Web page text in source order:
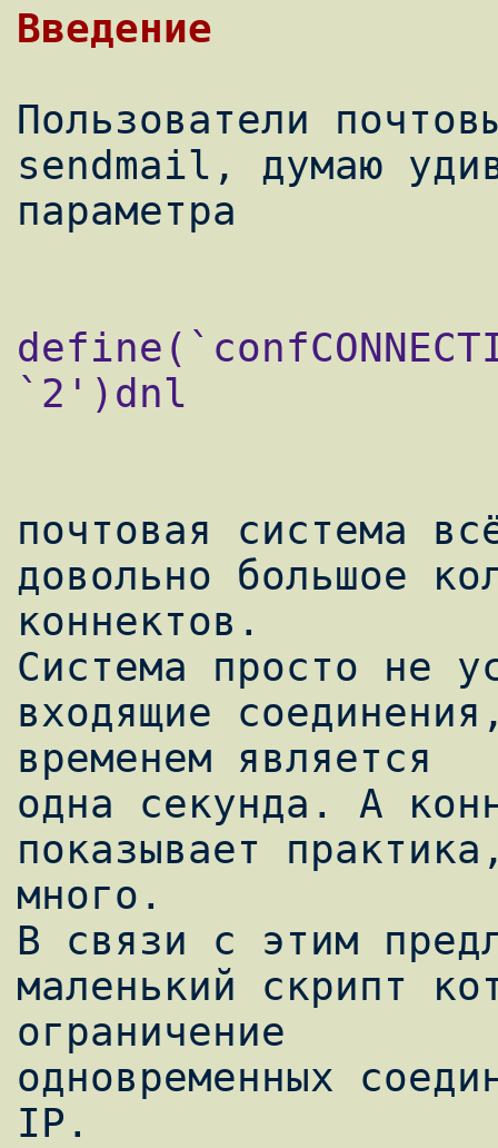
Пользователи
sendmail, думаю
`2')dnl
почтовая система
довольно большое
коннектов.
Система просто не
входящие
временем является
одна секунда. А
показывает
много.
В связи с этим
маленький скрипт
ограничение
одновременных
IP.